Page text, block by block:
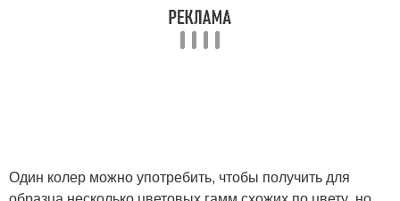
Один колер можно употребить, чтобы получить для